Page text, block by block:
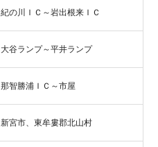
紀の川ＩＣ～岩出根来ＩＣ
大谷ランプ～平井ランプ
那智勝浦ＩＣ～市屋
新宮市、東牟婁郡北山村